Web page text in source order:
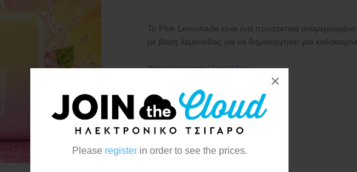
Please registerin order to see the prices.
×
Το Pink Lemonade είναι ένα προσεκτικά
με βάση λεμονάδας για να δημιουργήσει μια
Κατασκευαστής: Lost Mary